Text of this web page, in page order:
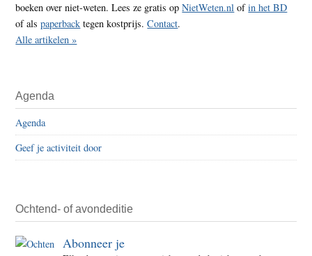
boeken over niet-weten. Lees ze gratis opNietWeten.nl ofin het BD
of alspaperback tegen kostprijs.Contact.
Alle artikelen »
Agenda
Agenda
Geef je activiteit door
Ochtend- of avondeditie
Abonneer je